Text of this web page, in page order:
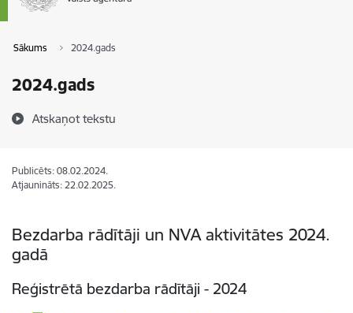
Sākums 2024.gads
2024.gads
Atskaņot tekstu
Publicēts: 08.02.2024.
Atjaunināts: 22.02.2025.
Bezdarba rādītāji un NVA aktivitātes 2024.
gadā
Reģistrētā bezdarba rādītāji - 2024